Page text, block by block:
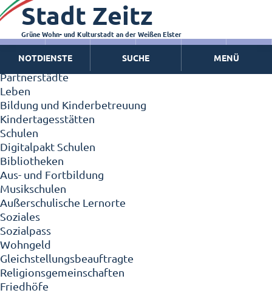
Zeitz - Die Kleinstadt
Willkommen in Zeitz!
Interview mit Oberbürgermeister Christian Thieme
Zeitz - Stadt der Zukunft
Ortschaften
Partnerstädte
Leben
Bildung und Kinderbetreuung
Kindertagesstätten
Schulen
Digitalpakt Schulen
Bibliotheken
Aus- und Fortbildung
Musikschulen
Außerschulische Lernorte
Soziales
Sozialpass
Wohngeld
Gleichstellungsbeauftragte
Religionsgemeinschaften
Friedhöfe
Stadt Zeitz
Grüne Wohn- und Kulturstadt an der Weißen Elster
NOTDIENSTE SUCHE MENÜ